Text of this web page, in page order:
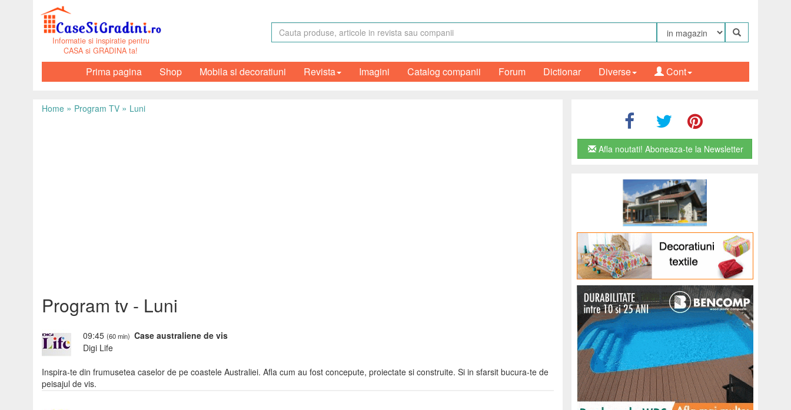
Informatie si inspiratie pentru
CASA si GRADINA ta!
Prima pagina Shop Mobila si decoratiuni Revista Imagini Catalog companii Forum Dictionar Cont
Diverse
Home » Program TV » Luni
Program tv - Luni
09:45 (60 min) Case australiene de vis
Digi Life
Inspira-te din frumusetea caselor de pe coastele Australiei. Afla cum au fost concepute, proiectate si construite. Si in sfarsit bucura-te de
peisajul de vis.
Afla noutati! Aboneaza-te la Newsletter